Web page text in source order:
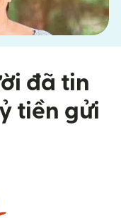
đã tin
tiền gửi